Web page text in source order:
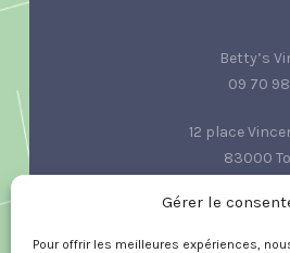
Gérer le
Pour offrir les meilleures expériences,
Betty’s
09 70 98
12 place
83000